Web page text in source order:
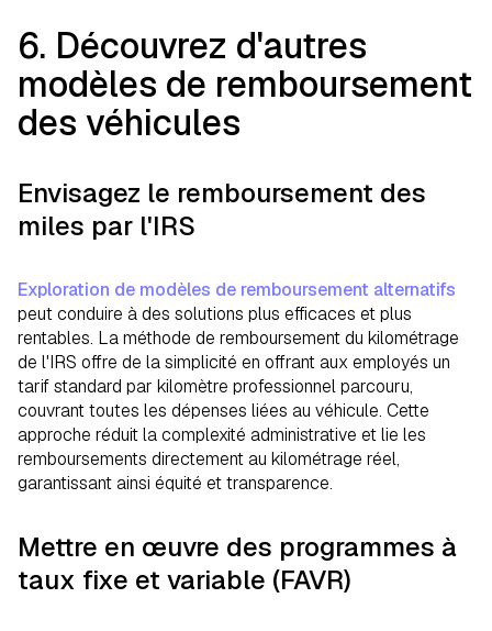
6. Découvrez d'autres
modèles de remboursement
des véhicules
Envisagez le remboursement des
miles par l'IRS
Exploration de modèles de remboursement alternatifs
peut conduire à des solutions plus efficaces et plus
rentables. La méthode de remboursement du kilométrage
de l'IRS offre de la simplicité en offrant aux employés un
tarif standard par kilomètre professionnel parcouru,
couvrant toutes les dépenses liées au véhicule. Cette
approche réduit la complexité administrative et lie les
remboursements directement au kilométrage réel,
garantissant ainsi équité et transparence.
Mettre en œuvre des programmes à
taux fixe et variable (FAVR)